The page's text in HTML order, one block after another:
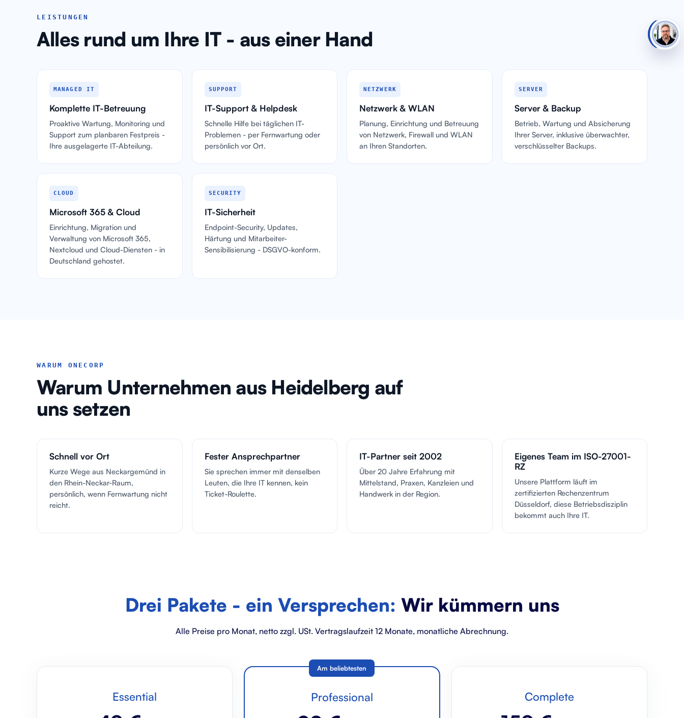
LEISTUNGEN
Alles rund um Ihre IT - aus einer Hand
MANAGED IT
Komplette IT-Betreuung
Proaktive Wartung, Monitoring und
Support zum planbaren Festpreis -
Ihre ausgelagerte IT-Abteilung.
SUPPORT
IT-Support & Helpdesk
Schnelle Hilfe bei täglichen IT-
Problemen - per Fernwartung oder
persönlich vor Ort.
NETZWERK
Netzwerk & WLAN
Planung, Einrichtung und Betreuung
von Netzwerk, Firewall und WLAN
an Ihren Standorten.
SERVER
Server & Backup
Betrieb, Wartung und Absicherung
Ihrer Server, inklusive überwachter,
verschlüsselter Backups.
CLOUD
Microsoft 365 & Cloud
Einrichtung, Migration und
Verwaltung von Microsoft 365,
Nextcloud und Cloud-Diensten - in
Deutschland gehostet.
SECURITY
IT-Sicherheit
Endpoint-Security, Updates,
Härtung und Mitarbeiter-
Sensibilisierung - DSGVO-konform.
WARUM ONECORP
Warum Unternehmen aus Heidelberg auf
uns setzen
Schnell vor Ort
Kurze Wege aus Neckargemünd in
den Rhein-Neckar-Raum,
persönlich, wenn Fernwartung nicht
reicht.
Fester Ansprechpartner
Sie sprechen immer mit denselben
Leuten, die Ihre IT kennen, kein
Ticket-Roulette.
IT-Partner seit 2002
Über 20 Jahre Erfahrung mit
Mittelstand, Praxen, Kanzleien und
Handwerk in der Region.
Eigenes Team im ISO-27001-
RZ
Unsere Plattform läuft im
zertifizierten Rechenzentrum
Düsseldorf, diese Betriebsdisziplin
bekommt auch Ihre IT.
Drei Pakete - ein Versprechen: Wir kümmern uns
Alle Preise pro Monat, netto zzgl. USt. Vertragslaufzeit 12 Monate, monatliche Abrechnung.
Essential
Am beliebtesten
Professional Complete